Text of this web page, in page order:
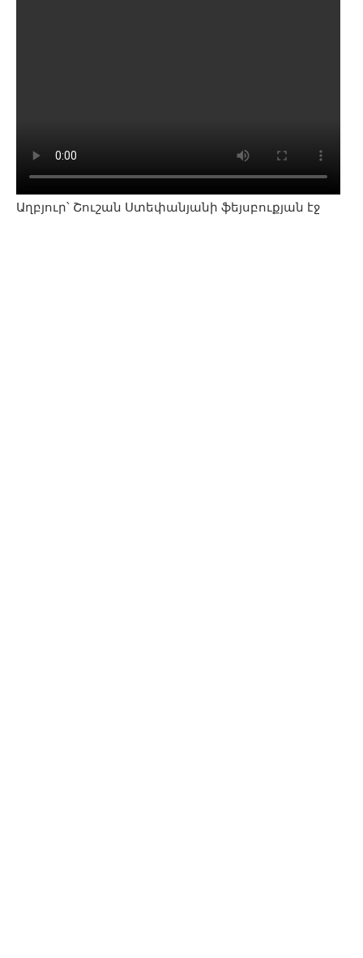
Աղբյուր՝ Շուշան Ստեփանյանի ֆեյսբուքյան էջ